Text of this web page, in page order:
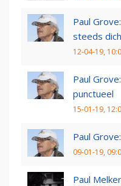
Paul
steeds
12-04-19,
Paul
punctueel
15-01-19,
Paul
09-01-19,
Paul